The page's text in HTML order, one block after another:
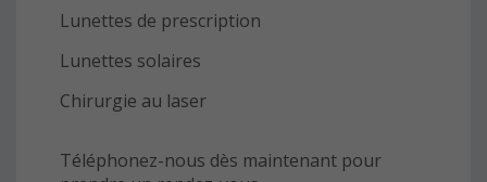
Lunettes de prescription
Lunettes solaires
Chirurgie au laser
Téléphonez-nous dès maintenant pour